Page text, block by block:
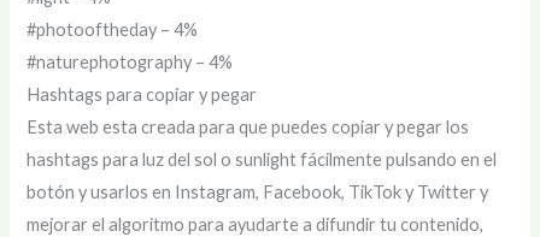
#photooftheday – 4%
#naturephotography – 4%
Hashtags para copiar y pegar
Esta web esta creada para que puedes copiar y pegar los
hashtags para luz del sol o sunlight fácilmente pulsando en el
botón y usarlos en Instagram, Facebook, TikTok y Twitter y
mejorar el algoritmo para ayudarte a difundir tu contenido,